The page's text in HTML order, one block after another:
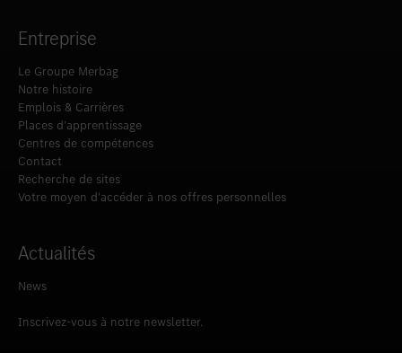
Entreprise
Le Groupe Merbag
Notre histoire
Emplois & Carrières
Places d’apprentissage
Centres de compétences
Contact
Recherche de sites
Votre moyen d‘accéder à nos offres personnelles
Actualités
News
Inscrivez-vous à notre newsletter.